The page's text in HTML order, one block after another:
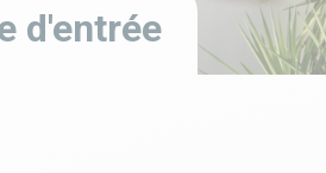
d'entrée